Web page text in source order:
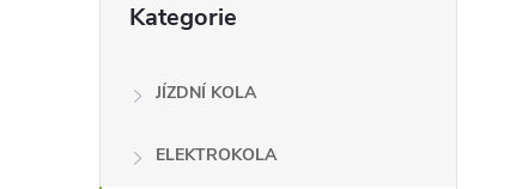
kategorie
Kategorie
JÍZDNÍ KOLA
ELEKTROKOLA